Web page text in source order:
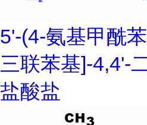
5'-(4-氨基甲酰
三联苯基]-4,4'-
盐酸盐